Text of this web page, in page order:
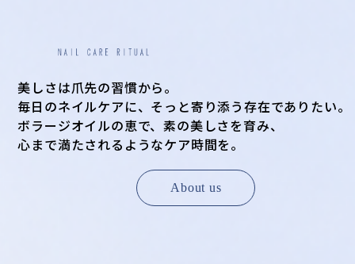
美しさは爪先の習慣から。
毎日のネイルケアに、そっと寄り添う存在でありたい。
ボラージオイルの恵で、素の美しさを育み、
心まで満たされるようなケア時間を。
About us